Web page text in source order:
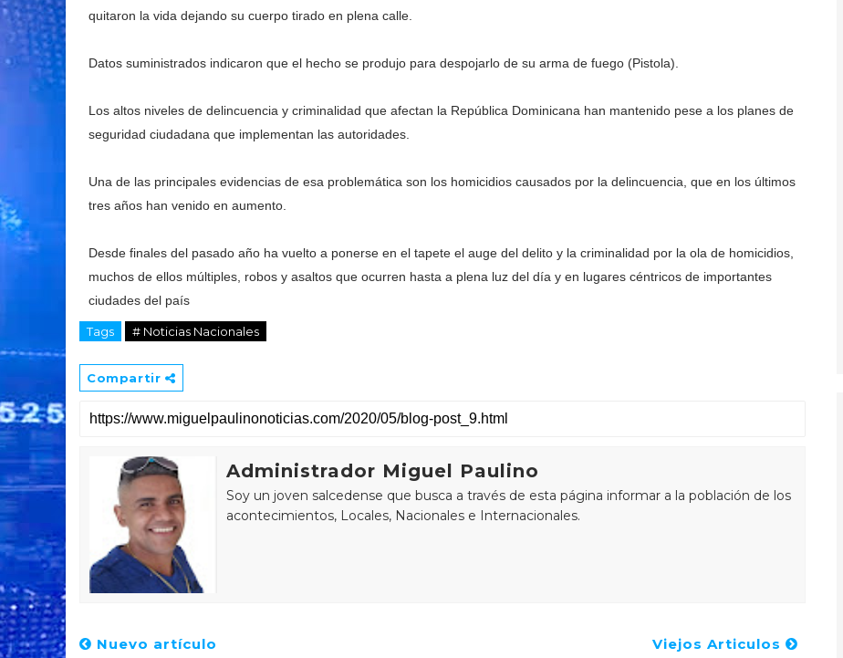
quitaron la vida dejando su cuerpo tirado en plena calle.
Datos suministrados indicaron que el hecho se produjo para despojarlo de su arma de fuego (Pistola).
Los altos niveles de delincuencia y criminalidad que afectan la República Dominicana han mantenido pese a los planes de
seguridad ciudadana que implementan las autoridades.
Una de las principales evidencias de esa problemática son los homicidios causados por la delincuencia, que en los últimos
tres años han venido en aumento.
Desde finales del pasado año ha vuelto a ponerse en el tapete el auge del delito y la criminalidad por la ola de homicidios,
muchos de ellos múltiples, robos y asaltos que ocurren hasta a plena luz del día y en lugares céntricos de importantes
ciudades del país
Tags # Noticias Nacionales
Compartir
Administrador Miguel Paulino
Soy un joven salcedense que busca a través de esta página informar a la población de los
acontecimientos, Locales, Nacionales e Internacionales.
Nuevo artículo Viejos Articulos